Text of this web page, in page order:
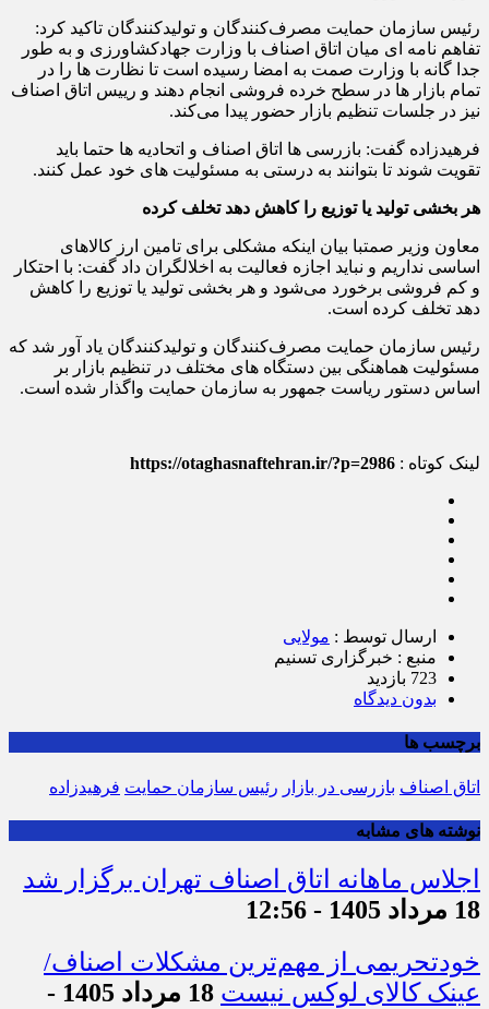
رئیس سازمان حمایت مصرف‌کنندگان و تولیدکنندگان تاکید کرد:
تفاهم نامه ای میان اتاق اصناف با وزارت جهادکشاورزی و به طور
جدا گانه با وزارت صمت به امضا رسیده است تا‌ نظارت ها را در
تمام بازار ها در سطح خرده فروشی انجام دهند و رییس اتاق اصناف
نیز در جلسات تنظیم بازار حضور پیدا می‌کند.
فرهیدزاده گفت: بازرسی ها اتاق اصناف و اتحادیه ها حتما باید
تقویت شوند تا بتوانند به درستی به مسئولیت های خود عمل کنند.
هر بخشی تولید یا توزیع را کاهش دهد تخلف کرده
معاون وزیر صمتبا بیان اینکه مشکلی برای تامین ارز کالاهای
اساسی نداریم و نباید اجازه فعالیت به اخلالگران داد گفت: با احتکار
و کم فروشی برخورد می‌شود و هر بخشی تولید یا توزیع را کاهش
دهد تخلف کرده است.
رئیس سازمان حمایت مصرف‌کنندگان و تولیدکنندگان یاد آور شد که
مسئولیت هماهنگی بین دستگاه های مختلف در تنظیم بازار بر
اساس دستور ریاست جمهور به سازمان حمایت واگذار شده است.
لینک کوتاه : https://otaghasnaftehran.ir/?p=2986
ارسال توسط : مولایی
منبع : خبرگزاری تسنیم
723 بازدید
بدون دیدگاه
برچسب ها
اتاق اصناف بازرسی در بازار رئیس سازمان حمایت فرهیدزاده
نوشته های مشابه
اجلاس ماهانه اتاق اصناف تهران برگزار شد
18 مرداد 1405 - 12:56
خودتحریمی از مهم‌ترین مشکلات اصناف/
عینک کالای لوکس نیست
18 مرداد 1405 -